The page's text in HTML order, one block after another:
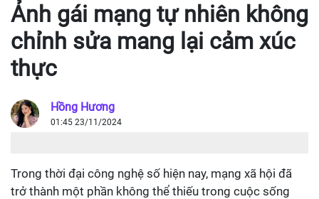
Ảnh gái mạng tự nhiên không
chỉnh sửa mang lại cảm xúc
thực
Hồng Hương
01:45 23/11/2024
Trong thời đại công nghệ số hiện nay, mạng xã hội đã
trở thành một phần không thể thiếu trong cuộc sống